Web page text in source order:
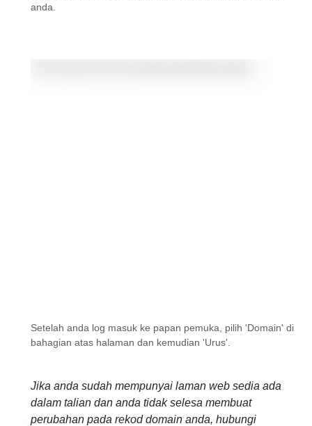
anda.
Setelah anda log masuk ke papan pemuka, pilih 'Domain' di
bahagian atas halaman dan kemudian 'Urus'.
Jika anda sudah mempunyai laman web sedia ada
dalam talian dan anda tidak selesa membuat
perubahan pada rekod domain anda, hubungi